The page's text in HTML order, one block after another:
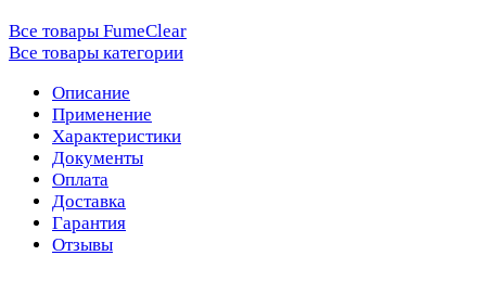
Все товары FumeClear
Все товары категории
Описание
Применение
Характеристики
Документы
Оплата
Доставка
Гарантия
Отзывы